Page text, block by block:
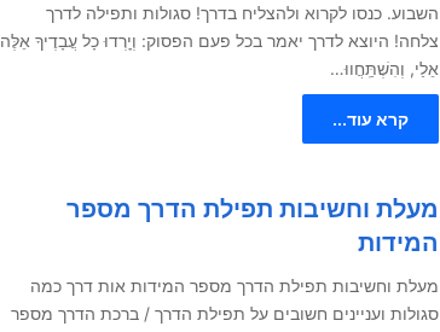
השבוע. כנסו לקרוא ולהצליח בדרך! סגולות ותפילה לדרך
צלחה! היוצא לדרך יאמר בכל פעם הפסוק: וְיָֽרְדוּ כָל עֲבָדֶיךָ אֵלֶּה
אֵלַי, וְהִשְׁתַּֽחֲווּ…
קרא עוד...
מעלת וחשיבות תפילת הדרך מספר
המידות
מעלת וחשיבות תפילת הדרך מספר המידות אות דרך כמה
סגולות ועניינים חשובים על תפילת הדרך / ברכת הדרך מספר